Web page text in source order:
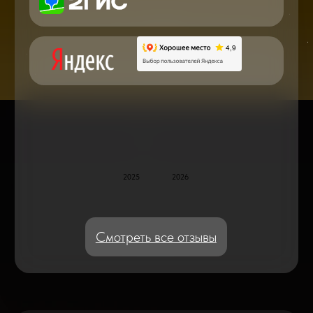
Блог статей - важное,
полезное, новое
и их характеристики